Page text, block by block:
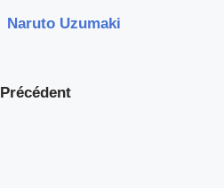
Naruto Uzumaki
Précédent